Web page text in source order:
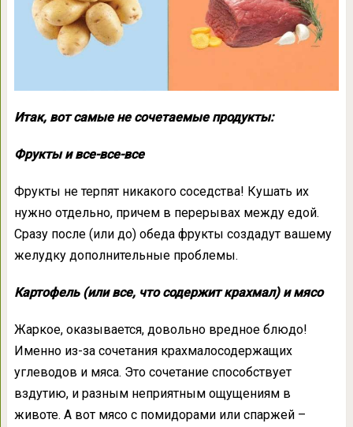
Итак, вот самые не сочетаемые продукты:
Фрукты и все-все-все
Фрукты не терпят никакого соседства! Кушать их
нужно отдельно, причем в перерывах между едой.
Сразу после (или до) обеда фрукты создадут вашему
желудку дополнительные проблемы.
Картофель (или все, что содержит крахмал) и мясо
Жаркое, оказывается, довольно вредное блюдо!
Именно из-за сочетания крахмалосодержащих
углеводов и мяса. Это сочетание способствует
вздутию, и разным неприятным ощущениям в
животе. А вот мясо с помидорами или спаржей –